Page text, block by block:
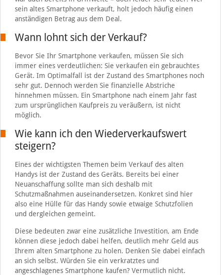
sein altes Smartphone verkauft, holt jedoch häufig einen
anständigen Betrag aus dem Deal.
Wann lohnt sich der Verkauf?
Bevor Sie Ihr Smartphone verkaufen, müssen Sie sich
immer eines verdeutlichen: Sie verkaufen ein gebrauchtes
Gerät. Im Optimalfall ist der Zustand des Smartphones noch
sehr gut. Dennoch werden Sie finanzielle Abstriche
hinnehmen müssen. Ein Smartphone nach einem Jahr fast
zum ursprünglichen Kaufpreis zu veräußern, ist nicht
möglich.
Wie kann ich den Wiederverkaufswert
steigern?
Eines der wichtigsten Themen beim Verkauf des alten
Handys ist der Zustand des Geräts. Bereits bei einer
Neuanschaffung sollte man sich deshalb mit
Schutzmaßnahmen auseinandersetzen. Konkret sind hier
also eine Hülle für das Handy sowie etwaige Schutzfolien
und dergleichen gemeint.
Diese bedeuten zwar eine zusätzliche Investition, am Ende
können diese jedoch dabei helfen, deutlich mehr Geld aus
Ihrem alten Smartphone zu holen. Denken Sie dabei einfach
an sich selbst. Würden Sie ein verkratztes und
angeschlagenes Smartphone kaufen? Vermutlich nicht.